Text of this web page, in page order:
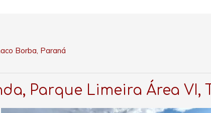
Borba, Paraná
Parque Limeira Área VI,